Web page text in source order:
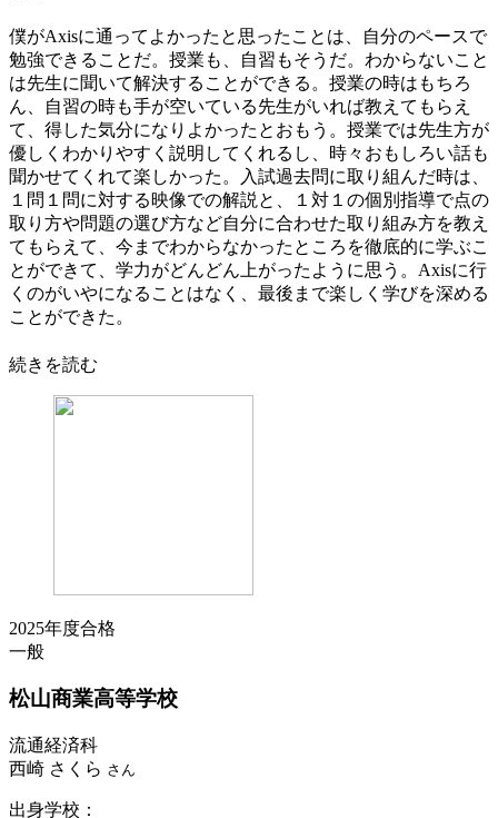
僕がAxisに通ってよかったと思ったことは、自分のペースで
勉強できることだ。授業も、自習もそうだ。わからないこと
は先生に聞いて解決することができる。授業の時はもちろ
ん、自習の時も手が空いている先生がいれば教えてもらえ
て、得した気分になりよかったとおもう。授業では先生方が
優しくわかりやすく説明してくれるし、時々おもしろい話も
聞かせてくれて楽しかった。入試過去問に取り組んだ時は、
１問１問に対する映像での解説と、１対１の個別指導で点の
取り方や問題の選び方など自分に合わせた取り組み方を教え
てもらえて、今までわからなかったところを徹底的に学ぶこ
とができて、学力がどんどん上がったように思う。Axisに行
くのがいやになることはなく、最後まで楽しく学びを深める
ことができた。
続きを読む
2025年度合格
一般
松山商業高等学校
流通経済科
西崎 さくら さん
出身学校 ：